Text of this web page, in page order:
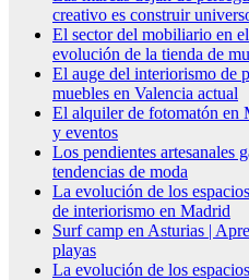
creativo es construir
El sector del mobiliario en
evolución de la tienda de
El auge del interiorismo de
muebles en Valencia actual
El alquiler de fotomatón en
y eventos
Los pendientes artesanales
tendencias de moda
La evolución de los
de interiorismo en Madrid
Surf camp en Asturias |
playas
La evolución de los